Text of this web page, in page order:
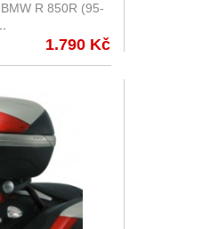
R 850R (95-
1.790 Kč